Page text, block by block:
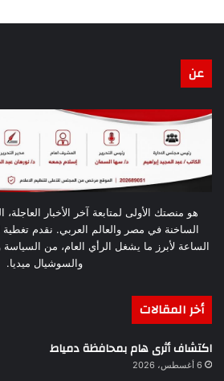
عن
هو منصتك الأولى لمتابعة آخر الأخبار العاجلة،
الساخنة في مصر والعالم العربي. نقدم
الساعة لأبرز ما يشغل الرأي العام، من السياسة
والسوشيال ميديا.
أخر المقالات
اكتشاف أثرى هام بمحافظة دمياط
6 أغسطس، 2026